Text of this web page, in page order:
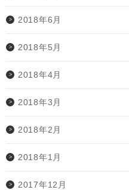
2018年6月
2018年5月
2018年4月
2018年3月
2018年2月
2018年1月
2017年12月